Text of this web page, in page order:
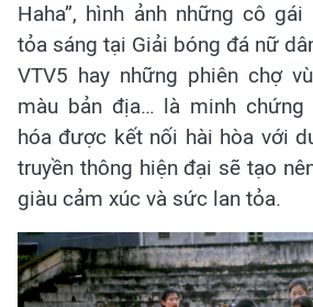
Haha”, hình ảnh những cô
tỏa sáng tại Giải bóng đá nữ
VTV5 hay những phiên chợ
màu bản địa… là minh chứng
hóa được kết nối hài hòa với
truyền thông hiện đại sẽ tạo
giàu cảm xúc và sức lan tỏa.